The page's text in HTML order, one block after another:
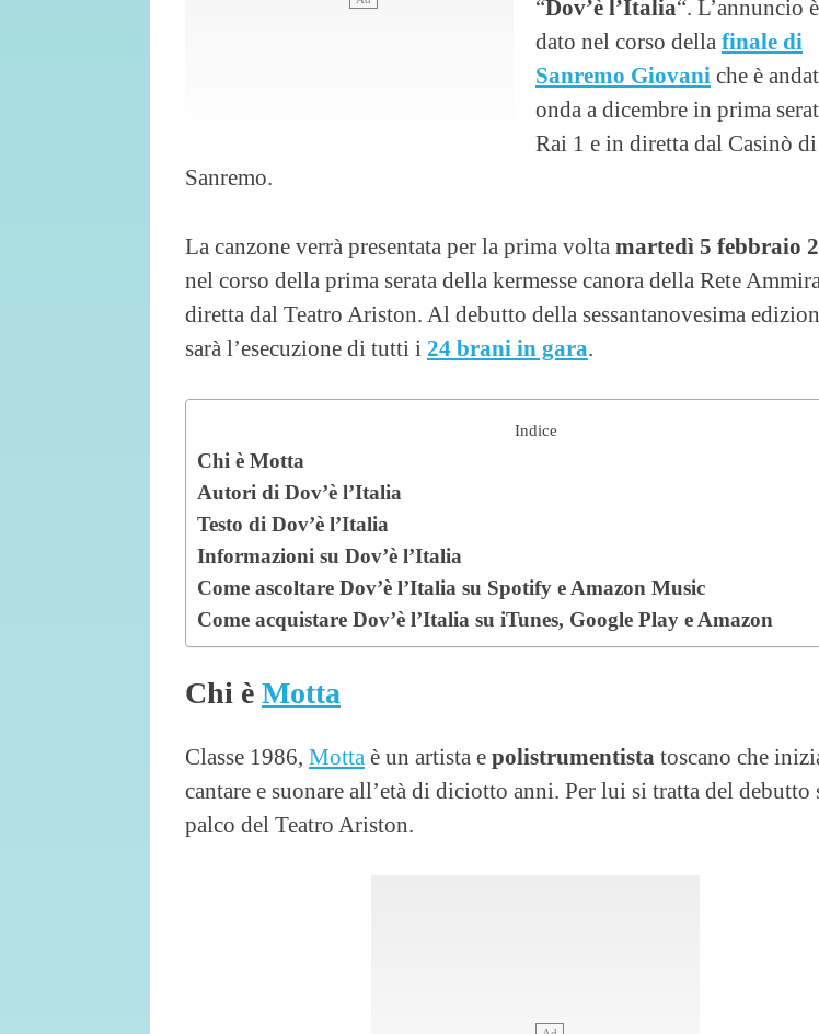
“Dov’è l’Italia“. L’annuncio
dato nel corso della finale di
Sanremo Giovani che è
onda a dicembre in prima
Rai 1 e in diretta dal Casinò di
Sanremo.
La canzone verrà presentata per la prima volta martedì 5 febbraio
nel corso della prima serata della kermesse canora della Rete
diretta dal Teatro Ariston. Al debutto della sessantanovesima
sarà l’esecuzione di tutti i 24 brani in gara.
Indice
Chi è Motta
Autori di Dov’è l’Italia
Testo di Dov’è l’Italia
Informazioni su Dov’è l’Italia
Come ascoltare Dov’è l’Italia su Spotify e Amazon Music
Come acquistare Dov’è l’Italia su iTunes, Google Play e Amazon
Chi è Motta
Classe 1986, Motta è un artista e polistrumentista toscano che
cantare e suonare all’età di diciotto anni. Per lui si tratta del debutto
palco del Teatro Ariston.